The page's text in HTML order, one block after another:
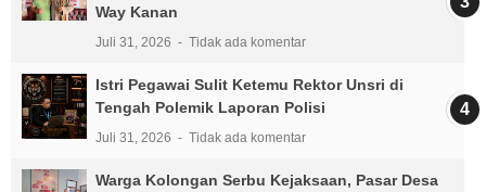
Way Kanan
Juli 31, 2026 Tidak ada komentar
Istri Pegawai Sulit Ketemu Rektor Unsri di
Tengah Polemik Laporan Polisi
Juli 31, 2026 Tidak ada komentar
Warga Kolongan Serbu Kejaksaan, Pasar Desa